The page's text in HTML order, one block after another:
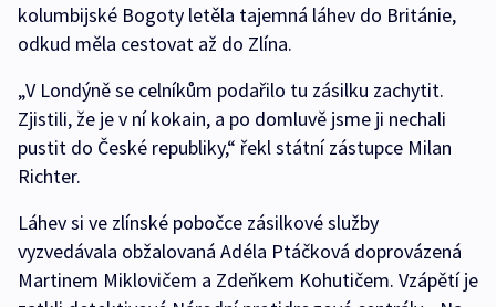
kolumbijské Bogoty letěla tajemná láhev do Británie,
odkud měla cestovat až do Zlína.
„V Londýně se celníkům podařilo tu zásilku zachytit.
Zjistili, že je v ní kokain, a po domluvě jsme ji nechali
pustit do České republiky,“ řekl státní zástupce Milan
Richter.
Láhev si ve zlínské pobočce zásilkové služby
vyzvedávala obžalovaná Adéla Ptáčková doprovázená
Martinem Miklovičem a Zdeňkem Kohutičem. Vzápětí je